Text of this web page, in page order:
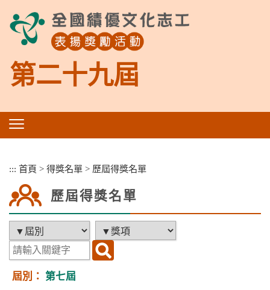
第二十九屆
::: 首頁 > 得獎名單 > 歷屆得獎名單
歷屆得獎名單
第七屆